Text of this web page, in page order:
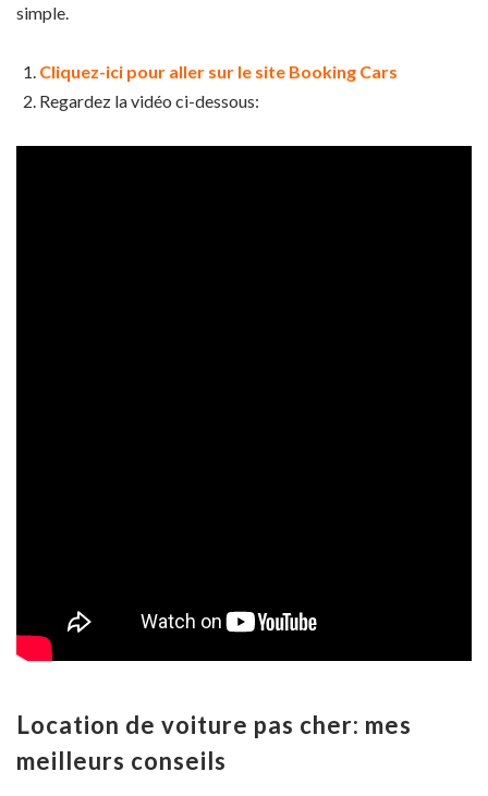
simple.
Cliquez-ici pour aller sur le site Booking Cars
Regardez la vidéo ci-dessous:
Location de voiture pas cher: mes
meilleurs conseils